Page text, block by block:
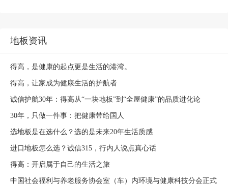
地板资讯
得高，是健康的起点更是生活的港湾。
得高，让家成为健康生活的护航者
诚信护航30年：得高从“一块地板”到“全屋健康”的品质进化论
30年，只做一件事：把健康带给国人
选地板是在选什么？选的是未来20年生活质感
进口地板怎么选？诚信315，行内人说点真心话
得高：开启属于自己的生活之旅
中国社会福利与养老服务协会室（车）内环境与健康科技分会正式